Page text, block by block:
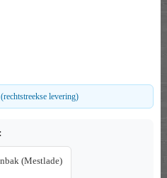
levering)
(Mestlade)